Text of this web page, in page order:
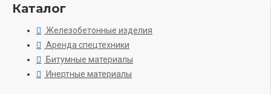
Каталог
Железобетонные изделия
Аренда спецтехники
Битумные материалы
Инертные материалы